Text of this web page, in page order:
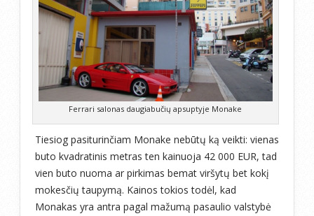
Ferrari salonas daugiabučių apsuptyje Monake
Tiesiog pasiturinčiam Monake nebūtų ką veikti: vienas
buto kvadratinis metras ten kainuoja 42 000 EUR, tad
vien buto nuoma ar pirkimas bemat viršytų bet kokį
mokesčių taupymą. Kainos tokios todėl, kad
Monakas yra antra pagal mažumą pasaulio valstybė